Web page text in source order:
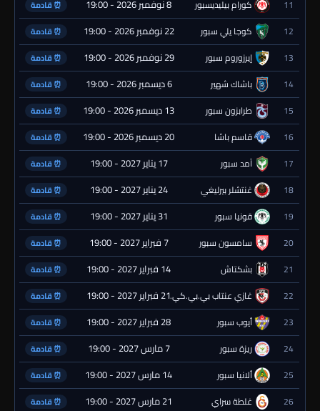
11 كورام بيليديسبور 8 نوفمبر 2026 - 19:00 ⏰ قادمة
12 كوجا يلي سبور 22 نوفمبر 2026 - 19:00 ⏰ قادمة
13 إيرزوروم سبور 29 نوفمبر 2026 - 19:00 ⏰ قادمة
14 باشاك شهير 6 ديسمبر 2026 - 19:00 ⏰ قادمة
15 طرابزون سبور 13 ديسمبر 2026 - 19:00 ⏰ قادمة
16 قاسم باشا 20 ديسمبر 2026 - 19:00 ⏰ قادمة
17 آمد سبور 17 يناير 2027 - 19:00 ⏰ قادمة
18 غنتشلر بيرليغي 24 يناير 2027 - 19:00 ⏰ قادمة
19 قونيا سبور 31 يناير 2027 - 19:00 ⏰ قادمة
20 سامسون سبور 7 فبراير 2027 - 19:00 ⏰ قادمة
21 بشكتاش 14 فبراير 2027 - 19:00 ⏰ قادمة
22 غازي عنتاب بي.بي.كي.21 فبراير 2027 - 19:00 ⏰ قادمة
23 أيوب سبور 28 فبراير 2027 - 19:00 ⏰ قادمة
24 ريزة سبور 7 مارس 2027 - 19:00 ⏰ قادمة
25 ألانيا سبور 14 مارس 2027 - 19:00 ⏰ قادمة
26 غلطة سراي 21 مارس 2027 - 19:00 ⏰ قادمة